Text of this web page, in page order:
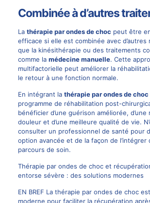
Combinée à d’autres
La thérapie par ondes de choc peut être
efficace si elle est combinée avec d’autres
que la kinésithérapie ou des traitements
comme la médecine manuelle. Cette
multifactorielle peut améliorer la
le retour à une fonction normale.
En intégrant la thérapie par ondes de choc
programme de réhabilitation post-
bénéficier d’une guérison améliorée,
douleur et d’une meilleure qualité de vie.
consulter un professionnel de santé pour
option avancée et de la façon de l’intégrer
parcours de soin.
Thérapie par ondes de choc et
entorse sévère : des solutions modernes
EN BREF La thérapie par ondes de choc
moderne pour faciliter la récupération